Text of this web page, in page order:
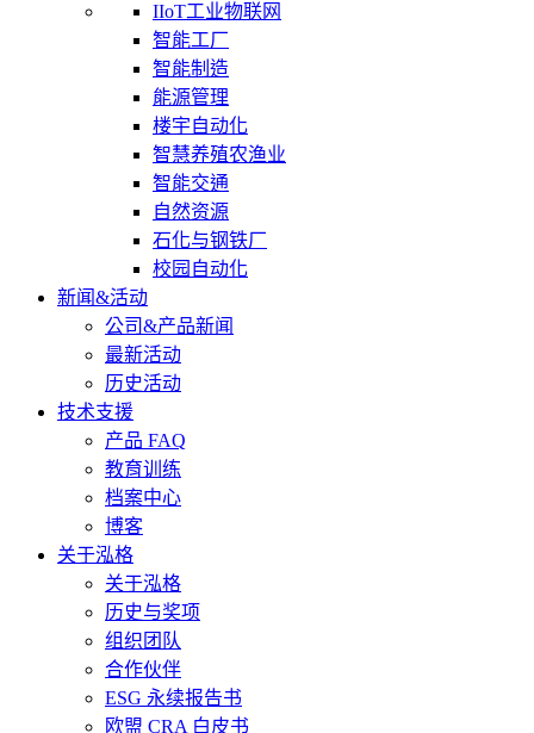
IIoT工业物联网
智能工厂
智能制造
能源管理
楼宇自动化
智慧养殖农渔业
智能交通
自然资源
石化与钢铁厂
校园自动化
新闻&活动
公司&产品新闻
最新活动
历史活动
技术支援
产品 FAQ
教育训练
档案中心
博客
关于泓格
关于泓格
历史与奖项
组织团队
合作伙伴
ESG 永续报告书
欧盟 CRA 白皮书